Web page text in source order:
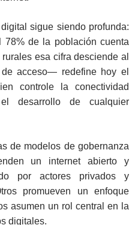
sigue siendo profunda:
78% de la población cuenta
esa cifra desciende al
acceso― redefine hoy el
controle la conectividad
desarrollo de cualquier
de modelos de gobernanza
un internet abierto y
por actores privados y
promueven un enfoque
asumen un rol central en la
digitales.